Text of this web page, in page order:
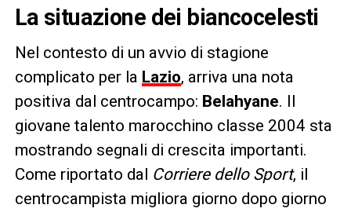
La situazione dei biancocelesti
Nel contesto di un avvio di stagione
complicato per la Lazio, arriva una nota
positiva dal centrocampo: Belahyane. Il
giovane talento marocchino classe 2004 sta
mostrando segnali di crescita importanti.
Come riportato dal Corriere dello Sport, il
centrocampista migliora giorno dopo giorno